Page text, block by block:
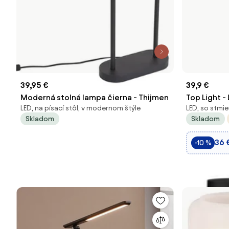
39,95 €
Moderná stolná lampa čierna - Thijmen
LED, na písací stôl, v modernom štýle
Skladom
39,9 €
Top Light -
stolná
LED, so
Skladom
-10 % 36